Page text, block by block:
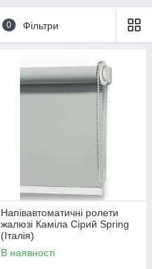
0 Фільтри
Напівавтоматичні ролети
жалюзі Каміла Сірий Spring
(Італія)
В наявності